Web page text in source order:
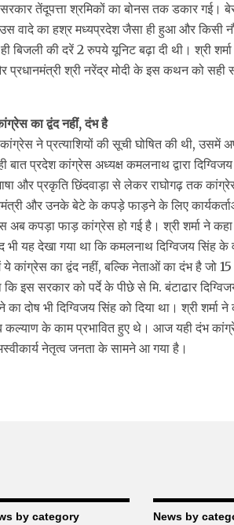
तेंदूपत्ता श्रमिकों का बोनस तक डकार गई।
वादे का हश्र मध्यप्रदेश जैसा ही हुआ और किसी
बिजली की दरें 2 रुपये यूनिट बढ़ा दी थी। श्री
श्री नरेंद्र मोदी के इस कथन को सही
का द्वंद नहीं, दंभ है
कांग्रेस ने प्रत्याशियों की सूची घोषित की थी, उसमें
प्रदेश कांग्रेस अध्यक्ष कमलनाथ द्वारा
और प्रकृति छिंदवाड़ा से लेकर राघोगढ़ तक
और उनके बेटे के कपड़े फाड़ने के लिए
कपड़ा फाड़ कांग्रेस हो गई है। श्री शर्मा ने
भी यह देखा गया था कि कमलनाथ दिग्विजय सिंह
का द्वंद नहीं, बल्कि नेताओं का दंभ है जो 15
इस सरकार को पर्दे के पीछे से मि. बंटाढार
दोष भी दिग्विजय सिंह को दिया था। श्री
कल्याण के काम प्रभावित हुए थे। आज यही दंभ
नेतृत्व जनता के सामने आ गया है।
by category News by